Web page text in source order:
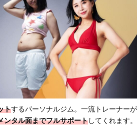
トするパーソナルジム。一流トレーナーが
ンタル面までフルサポートしてくれます。